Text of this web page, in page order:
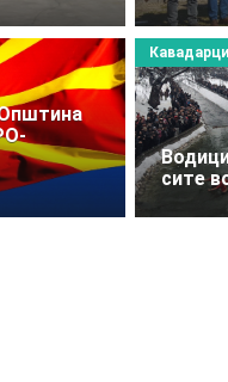
сите
Кавадарци